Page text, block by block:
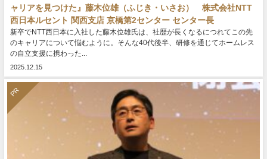
ャリアを見つけた』藤木位雄（ふじき・いさお） 株式会社NTT
西日本ルセント 関西支店 京橋第2センター センター長
新卒でNTT西日本に入社した藤木位雄氏は、社歴が長くなるにつれてこの先
のキャリアについて悩むように。そんな40代後半、研修を通じてホームレス
の自立支援に携わった...
2025.12.15
PR